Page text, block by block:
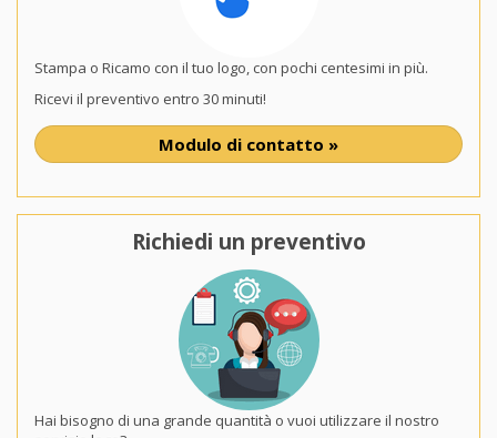
Stampa o Ricamo con il tuo logo, con pochi centesimi in più.
Ricevi il preventivo entro 30 minuti!
Modulo di contatto »
Richiedi un preventivo
Hai bisogno di una grande quantità o vuoi utilizzare il nostro